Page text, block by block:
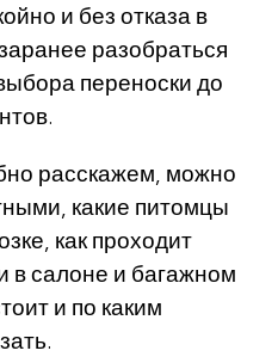
и без отказа в
разобраться
переноски до
расскажем, можно
какие питомцы
как проходит
в салоне и багажном
и по каким